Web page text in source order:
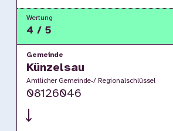
Wertung
4 / 5
Gemeinde
Künzelsau
Amtlicher Gemeinde-/ Regionalschlüssel
08126046